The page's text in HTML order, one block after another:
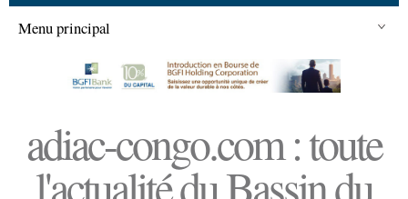
Menu principal
adiac-congo.com : toute
l'actualité du Bassin du